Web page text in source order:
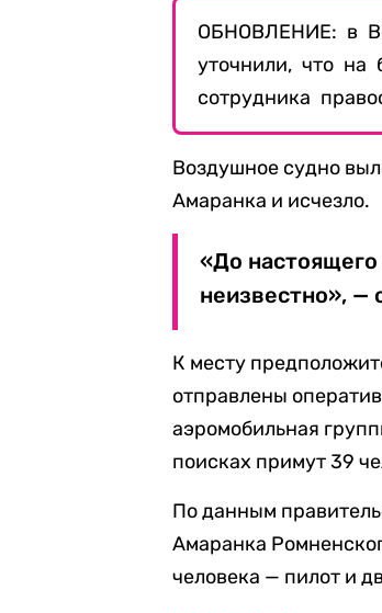
ОБНОВЛЕНИЕ: в
уточнили, что на
сотрудника
Воздушное судно
Амаранка и исчезло.
«До
неизвестно», —
К месту
отправлены
аэромобильная
поисках примут 39
По данным
Амаранка
человека — пилот и